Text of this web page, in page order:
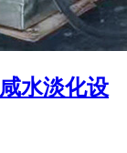
水淡化设